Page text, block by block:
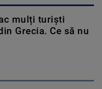
mulți turiști
Grecia. Ce să nu